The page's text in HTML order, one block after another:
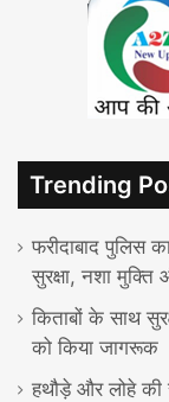
Trending
फरीदाबाद पुलिस
सुरक्षा, नशा मुक्ति
किताबों के साथ
को किया जागरूक
हथौड़े और लोहे की